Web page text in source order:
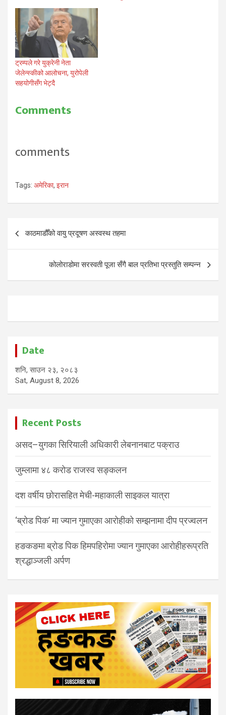
ट्रम्पले गरे युक्रेनी नेता
जेलेन्स्कीको आलोचना, युरोपेली
सहयोगीसँग भेट्दै
Comments
comments
Tags: अमेरिका, इरान
Post
navigation
काठमाडौँको वायु प्रदूषण अस्वस्थ तहमा
कोलोराडोमा सरस्वती पूजा सँगै बाल प्रतिभा प्रस्तुति सम्पन्न
Date
शनि, साउन २३, २०८३
Sat, August 8, 2026
Recent Posts
असद–युगका सिरियाली अधिकारी लेबनानबाट पक्राउ
जुम्लामा ४८ करोड राजस्व सङ्कलन
दश वर्षीय छोरासहित मेची-महाकाली साइकल यात्रा
‘ब्रोड पिक’ मा ज्यान गुमाएका आरोहीको सम्झनामा दीप प्रज्वलन
हङकङमा ब्रोड पिक हिमपहिरोमा ज्यान गुमाएका आरोहीहरूप्रति
श्रद्धाञ्जली अर्पण